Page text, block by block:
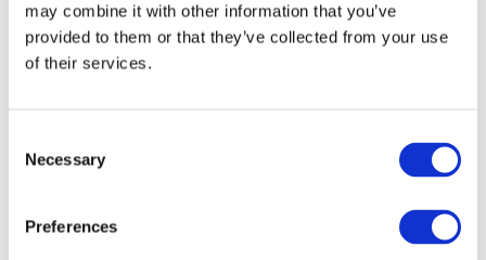
may combine it with other information that you’ve
provided to them or that they’ve collected from your use
of their services.
Selection
Necessary
Preferences
Événements